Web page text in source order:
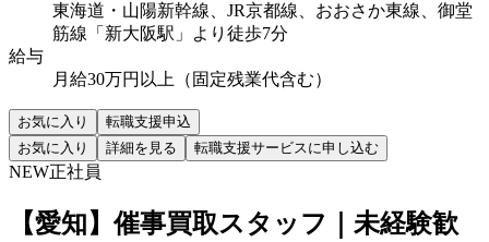
東海道・山陽新幹線、JR京都線、おおさか東線、御堂
筋線「新大阪駅」より徒歩7分
給与
月給30万円以上（固定残業代含む）
お気に入り
転職支援申込
お気に入り
詳細を見る 転職支援サービスに申し込む
NEW正社員
【愛知】催事買取スタッフ｜未経験歓